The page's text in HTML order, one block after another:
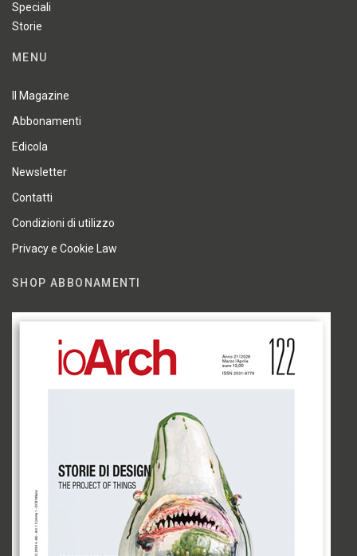
Speciali
Storie
MENU
Il Magazine
Abbonamenti
Edicola
Newsletter
Contatti
Condizioni di utilizzo
Privacy e Cookie Law
SHOP ABBONAMENTI